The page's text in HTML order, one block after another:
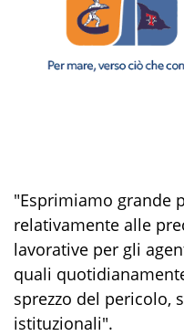
"Esprimiamo grande
relativamente alle
lavorative per gli
quali
sprezzo del pericolo,
istituzionali".